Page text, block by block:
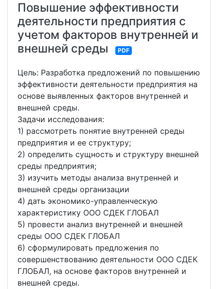
Повышение эффективности
деятельности предприятия с
учетом факторов внутренней и
внешней среды
PDF
Цель: Разработка предложений по повышению
эффективности деятельности предприятия на
основе выявленных факторов внутренней и
внешней среды.
Задачи исследования:
1) рассмотреть понятие внутренней среды
предприятия и ее структуру;
2) определить сущность и структуру внешней
среды предприятия;
3) изучить методы анализа внутренней и
внешней среды организации
4) дать экономико-управленческую
характеристику ООО СДЕК ГЛОБАЛ
5) провести анализ внутренней и внешней
среды ООО СДЕК ГЛОБАЛ
6) сформулировать предложения по
совершенствованию деятельности ООО СДЕК
ГЛОБАЛ, на основе факторов внутренней и
внешней среды.